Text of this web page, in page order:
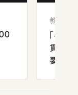
教育
「早
貫校へ
要だっ